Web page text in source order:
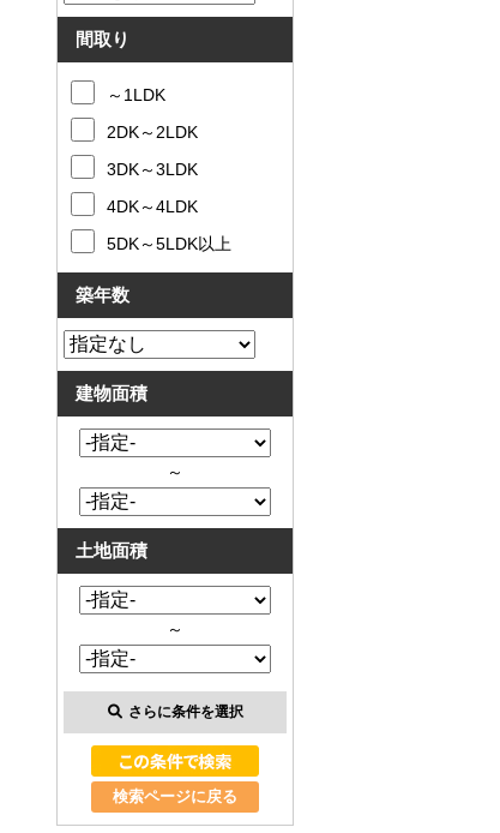
間取り
～1LDK
2DK～2LDK
3DK～3LDK
4DK～4LDK
5DK～5LDK以上
築年数
建物面積
～
土地面積
～
さらに条件を選択
検索ページに戻る